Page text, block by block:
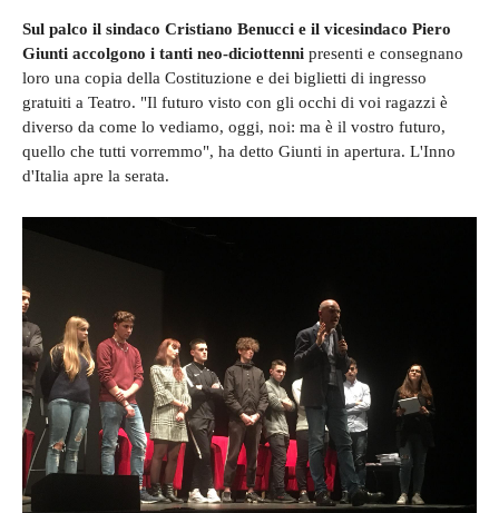
Sul palco il sindaco Cristiano Benucci e il vicesindaco Piero
Giunti accolgono i tanti neo-diciottenni presenti e consegnano
loro una copia della Costituzione e dei biglietti di ingresso
gratuiti a Teatro. "Il futuro visto con gli occhi di voi ragazzi è
diverso da come lo vediamo, oggi, noi: ma è il vostro futuro,
quello che tutti vorremmo", ha detto Giunti in apertura. L'Inno
d'Italia apre la serata.